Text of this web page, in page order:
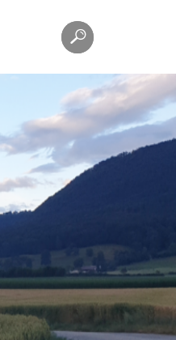
Mots
clés
Rechercher